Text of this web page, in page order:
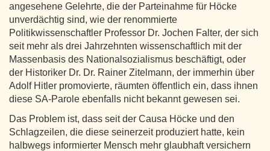
angesehene Gelehrte, die der Parteinahme für Höcke
unverdächtig sind, wie der renommierte
Politikwissenschaftler Professor Dr. Jochen Falter, der sich
seit mehr als drei Jahrzehnten wissenschaftlich mit der
Massenbasis des Nationalsozialismus beschäftigt, oder
der Historiker Dr. Dr. Rainer Zitelmann, der immerhin über
Adolf Hitler promovierte, räumten öffentlich ein, dass ihnen
diese SA-Parole ebenfalls nicht bekannt gewesen sei.
Das Problem ist, dass seit der Causa Höcke und den
Schlagzeilen, die diese seinerzeit produziert hatte, kein
halbwegs informierter Mensch mehr glaubhaft versichern